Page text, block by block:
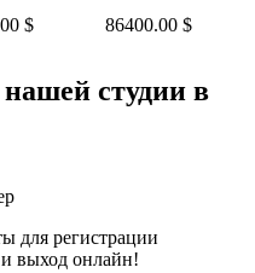
$ 86400.00 $
студии в
для регистрации
выход онлайн!